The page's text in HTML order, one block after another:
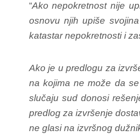
“Ako nepokretnost nije
osnovu njih upiše
katastar nepokretnosti i
Ako je u predlogu za
na kojima ne može da
slučaju sud donosi
predlog za izvršenje
ne glasi na izvršnog